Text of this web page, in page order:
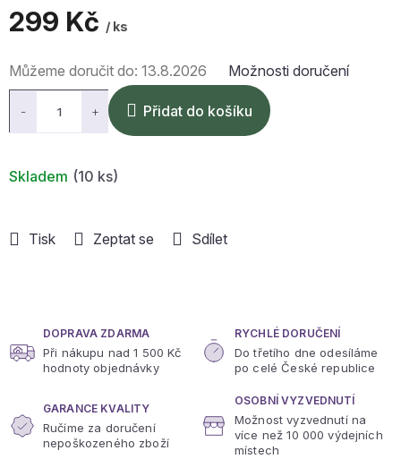
299 Kč / ks
cena:
Skladem (10 ks)
Můžeme doručit do: 13.8.2026 Možnosti doručení
Přidat do košíku
Tisk Zeptat se Sdílet
DOPRAVA ZDARMA
Při nákupu nad 1 500 Kč
hodnoty objednávky
RYCHLÉ DORUČENÍ
Do třetího dne odesíláme
po celé České republice
GARANCE KVALITY
Ručíme za doručení
nepoškozeného zboží
OSOBNÍ VYZVEDNUTÍ
Možnost vyzvednutí na
více než 10 000 výdejních
místech